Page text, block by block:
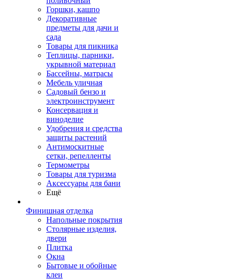
Горшки, кашпо
Декоративные
предметы для дачи и
сада
Товары для пикника
Теплицы, парники,
укрывной материал
Бассейны, матрасы
Мебель уличная
Садовый бензо и
электроинструмент
Консервация и
виноделие
Удобрения и средства
защиты растений
Антимоскитные
сетки, репелленты
Термометры
Товары для туризма
Аксессуары для бани
Ещё
Финишная отделка
Напольные покрытия
Столярные изделия,
двери
Плитка
Окна
Бытовые и обойные
клеи